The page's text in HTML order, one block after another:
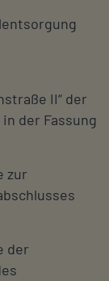
II“ der
der Fassung
zur
der